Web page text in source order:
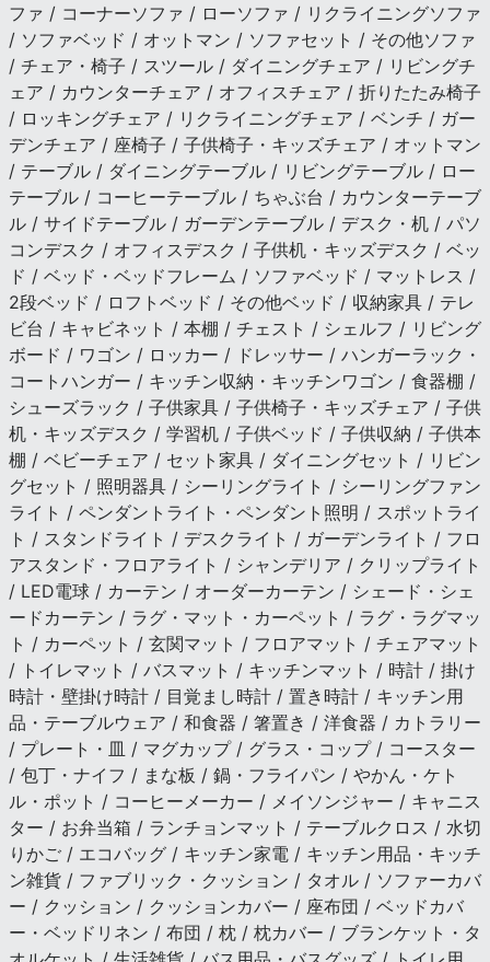
ファ / コーナーソファ / ローソファ / リクライニングソファ
/ ソファベッド / オットマン / ソファセット / その他ソファ
/ チェア・椅子 / スツール / ダイニングチェア / リビングチ
ェア / カウンターチェア / オフィスチェア / 折りたたみ椅子
/ ロッキングチェア / リクライニングチェア / ベンチ / ガー
デンチェア / 座椅子 / 子供椅子・キッズチェア / オットマン
/ テーブル / ダイニングテーブル / リビングテーブル / ロー
テーブル / コーヒーテーブル / ちゃぶ台 / カウンターテーブ
ル / サイドテーブル / ガーデンテーブル / デスク・机 / パソ
コンデスク / オフィスデスク / 子供机・キッズデスク / ベッ
ド / ベッド・ベッドフレーム / ソファベッド / マットレス /
2段ベッド / ロフトベッド / その他ベッド / 収納家具 / テレ
ビ台 / キャビネット / 本棚 / チェスト / シェルフ / リビング
ボード / ワゴン / ロッカー / ドレッサー / ハンガーラック・
コートハンガー / キッチン収納・キッチンワゴン / 食器棚 /
シューズラック / 子供家具 / 子供椅子・キッズチェア / 子供
机・キッズデスク / 学習机 / 子供ベッド / 子供収納 / 子供本
棚 / ベビーチェア / セット家具 / ダイニングセット / リビン
グセット / 照明器具 / シーリングライト / シーリングファン
ライト / ペンダントライト・ペンダント照明 / スポットライ
ト / スタンドライト / デスクライト / ガーデンライト / フロ
アスタンド・フロアライト / シャンデリア / クリップライト
/ LED電球 / カーテン / オーダーカーテン / シェード・シェ
ードカーテン / ラグ・マット・カーペット / ラグ・ラグマッ
ト / カーペット / 玄関マット / フロアマット / チェアマット
/ トイレマット / バスマット / キッチンマット / 時計 / 掛け
時計・壁掛け時計 / 目覚まし時計 / 置き時計 / キッチン用
品・テーブルウェア / 和食器 / 箸置き / 洋食器 / カトラリー
/ プレート・皿 / マグカップ / グラス・コップ / コースター
/ 包丁・ナイフ / まな板 / 鍋・フライパン / やかん・ケト
ル・ポット / コーヒーメーカー / メイソンジャー / キャニス
ター / お弁当箱 / ランチョンマット / テーブルクロス / 水切
りかご / エコバッグ / キッチン家電 / キッチン用品・キッチ
ン雑貨 / ファブリック・クッション / タオル / ソファーカバ
ー / クッション / クッションカバー / 座布団 / ベッドカバ
ー・ベッドリネン / 布団 / 枕 / 枕カバー / ブランケット・タ